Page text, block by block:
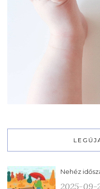
Nehéz
2025-09-